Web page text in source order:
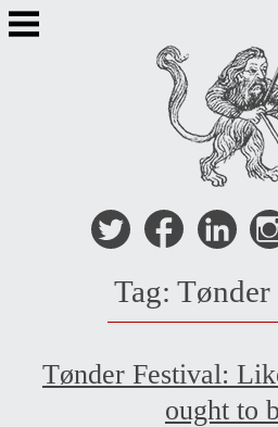
Skip
to
Tag:
Tønder Festival:
ought to